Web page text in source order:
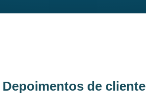
Depoimentos de